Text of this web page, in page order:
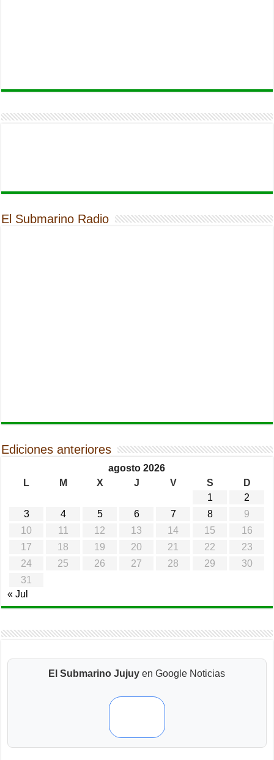
El Submarino Radio
Ediciones anteriores
agosto 2026
L
M X J V S
D
1
2
3
4 5 6 7 8
9
10
11 12 13 14 15
16
17
18 19 20 21 22
23
24
25 26 27 28 29
30
31
« Jul
El Submarino Jujuy en Google Noticias